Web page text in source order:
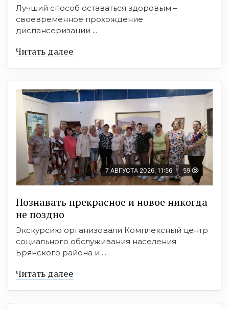
Лучший способ оставаться здоровым –
своевременное прохождение
диспансеризации ...
Читать далее
7 АВГУСТА 2026, 11:56 59
Познавать прекрасное и новое никогда
не поздно
Экскурсию организовали Комплексный центр
социального обслуживания населения
Брянского района и ...
Читать далее